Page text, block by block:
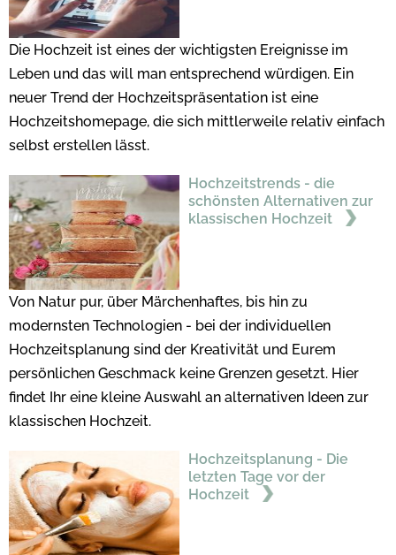
Die Hochzeit ist eines der wichtigsten Ereignisse im
Leben und das will man entsprechend würdigen. Ein
neuer Trend der Hochzeitspräsentation ist eine
Hochzeitshomepage, die sich mittlerweile relativ einfach
selbst erstellen lässt.
Hochzeitstrends - die
schönsten Alternativen zur
klassischen Hochzeit
Von Natur pur, über Märchenhaftes, bis hin zu
modernsten Technologien - bei der individuellen
Hochzeitsplanung sind der Kreativität und Eurem
persönlichen Geschmack keine Grenzen gesetzt. Hier
findet Ihr eine kleine Auswahl an alternativen Ideen zur
klassischen Hochzeit.
Hochzeitsplanung - Die
letzten Tage vor der
Hochzeit